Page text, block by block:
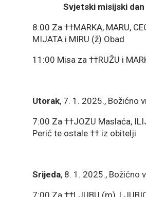
Svjetski misijski dan
8:00 Za ††MARKA, MARU,
MIJATA i MIRU (ž) Obad
11:00 Misa za ††RUŽU i
Utorak, 7. 1. 2025., Božićno
7:00 Za ††JOZU Maslaća,
Perić te ostale †† iz obitelji
Srijeda, 8. 1. 2025., Božićno
7:00 Za ††LJUBU (m),